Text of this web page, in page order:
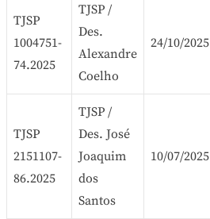
TJSP
1004751-
74.2025
TJSP /
Des.
Alexandre
Coelho
24/10/2025
TJSP
2151107-
86.2025
TJSP /
Des. José
Joaquim
dos
Santos
10/07/2025